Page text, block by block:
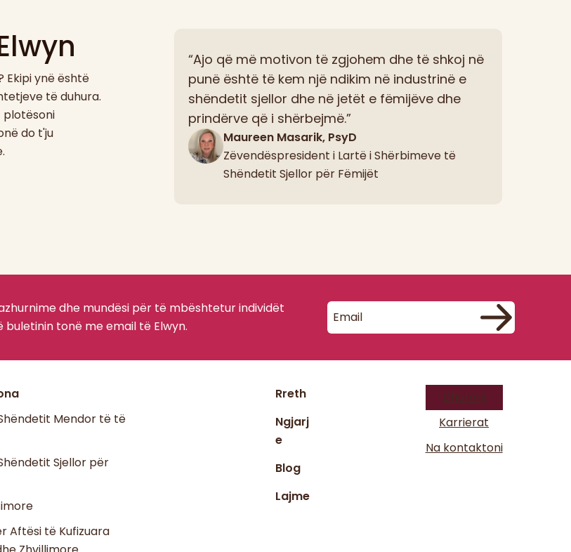
Ekipi ynë është
të duhura.
plotësoni
do t'ju
“Ajo që më motivon të zgjohem dhe të shkoj në
punë është të kem një ndikim në industrinë e
shëndetit sjellor dhe në jetët e fëmijëve dhe
prindërve që i shërbejmë.”
Maureen Masarik, PsyD
Zëvendëspresident i Lartë i Shërbimeve të
Shëndetit Sjellor për Fëmijët
dhe mundësi për të mbështetur individët
tonë me email të Elwyn.
Mendor të të
Sjellor për
Aftësi të Kufizuara
Rreth
Ngjarj
e
Blog
Lajme
Dhuroni
Karrierat
Na kontaktoni